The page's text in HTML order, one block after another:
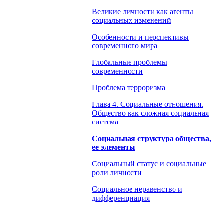
Великие личности как агенты
социальных изменений
Особенности и перспективы
современного мира
Глобальные проблемы
современности
Проблема терроризма
Глава 4. Социальные отношения.
Общество как сложная социальная
система
Социальная структура общества,
ее элементы
Социальный статус и социальные
роли личности
Социальное неравенство и
дифференциация